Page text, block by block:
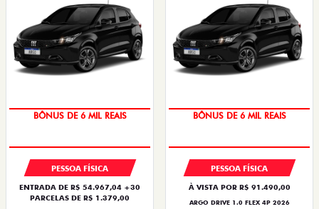
BÔNUS DE 6 MIL REAIS
PESSOA FÍSICA
ENTRADA DE R$ 54.967,04 +30
PARCELAS DE R$ 1.379,00
BÔNUS DE 6 MIL REAIS
PESSOA FÍSICA
À VISTA POR R$ 91.490,00
ARGO DRIVE 1.0 FLEX 4P 2026